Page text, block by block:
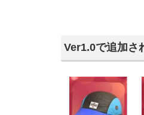
Ver1.0で追加さ